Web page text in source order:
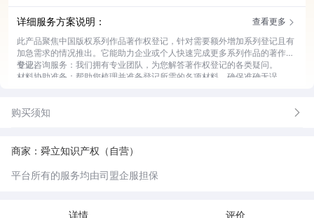
详细服务方案说明：
查看更多
此产品聚焦中国版权系列作品著作权登记，针对需要额外增加系列登记且有
加急需求的情况推出。它能助力企业或个人快速完成更多系列作品的著作权
登记。
专业咨询服务：我们拥有专业团队，为您解答著作权登记的各类疑问。
材料协助准备：帮助您梳理并准备登记所需的各项材料，确保准确无误。
售后支持保障：登记完成后提供持续的售后支持，解决后续相关问题。
购买须知
商家：舜立知识产权（自营）
平台所有的服务均由司盟企服担保
详情 评价